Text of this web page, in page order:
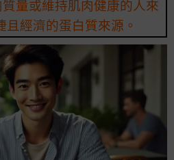
量或維持肌肉健康的人來
經濟的蛋白質來源。